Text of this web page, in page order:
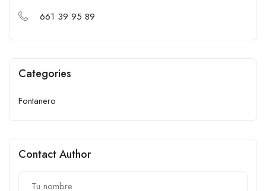
661 39 95 89
Categories
Fontanero
Contact Author